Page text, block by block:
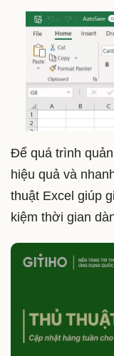
Để quá trình
hiệu quả và
thuật Excel giúp
kiệm thời gian